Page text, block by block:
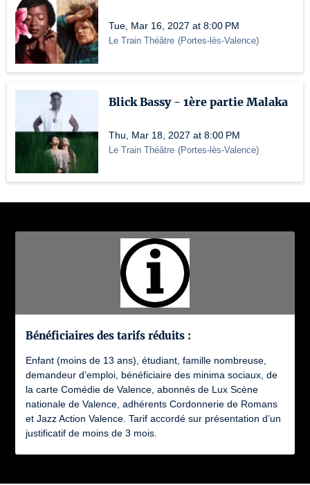
Bénéficiaires des tarifs réduits :
Enfant (moins de 13 ans), étudiant, famille nombreuse,
demandeur d’emploi, bénéficiaire des minima sociaux, de
la carte Comédie de Valence, abonnés de Lux Scène
nationale de Valence, adhérents Cordonnerie de Romans
et Jazz Action Valence. Tarif accordé sur présentation d’un
justificatif de moins de 3 mois.
Tue, Mar 16, 2027 at 8:00 PM
Le Train Théâtre (Portes-lès-Valence)
Blick Bassy - 1ère partie Malaka
Thu, Mar 18, 2027 at 8:00 PM
Le Train Théâtre (Portes-lès-Valence)